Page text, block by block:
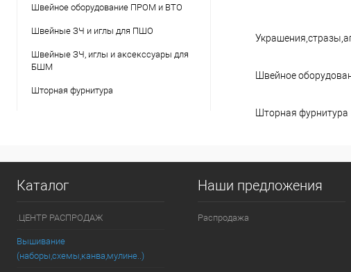
Швейное оборудование ПРОМ и ВТО
Швейные ЗЧ и иглы для ПШО
Швейные ЗЧ, иглы и аксекссуары для
БШМ
Шторная фурнитура
Швейное
Шторная фурнитура
Каталог
.ЦЕНТР РАСПРОДАЖ
Вышивание
(наборы,схемы,канва,мулине..)
Наши предложения
Распродажа